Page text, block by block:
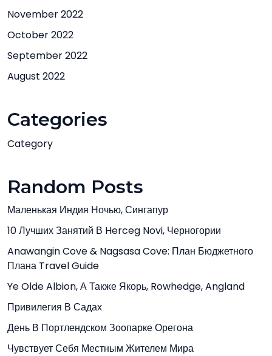
November 2022
October 2022
September 2022
August 2022
Categories
Category
Random Posts
Маленькая Индия Ночью, Сингапур
10 Лучших Занятий В Herceg Novi, Черногории
Anawangin Cove & Nagsasa Cove: План Бюджетного
Плана Travel Guide
Ye Olde Albion, А Также Якорь, Rowhedge, Angland
Привилегия В Садах
День В Портлендском Зоопарке Орегона
Чувствует Себя Местным Жителем Мира